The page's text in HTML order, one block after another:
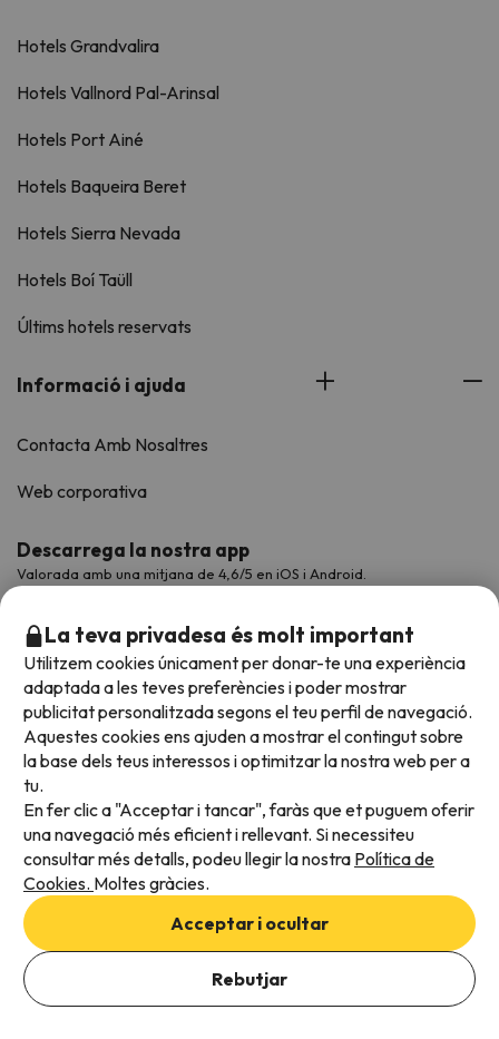
Afegeix les dates per comprovar la disponibilitat
Afegir dates
Hotels Grandvalira
Hotels Vallnord Pal-Arinsal
Hotels Port Ainé
Hotels Baqueira Beret
Hotels Sierra Nevada
Hotels Boí Taüll
Últims hotels reservats
Informació i ajuda
Contacta Amb Nosaltres
Web corporativa
Descarrega la nostra app
Valorada amb una mitjana de 4,6/5 en iOS i Android.
Acceptem
Condicions generals
Privadesa de dades
Política de cookies
La teva privadesa és molt important
Utilitzem cookies únicament per donar-te una experiència
adaptada a les teves preferències i poder mostrar
publicitat personalitzada segons el teu perfil de navegació.
Aquestes cookies ens ajuden a mostrar el contingut sobre
la base dels teus interessos i optimitzar la nostra web per a
tu.
En fer clic a "Acceptar i tancar", faràs que et puguem oferir
una navegació més eficient i rellevant. Si necessiteu
consultar més detalls, podeu llegir la nostra Política de
Cookies. Moltes gràcies.
Acceptar i ocultar
Rebutjar